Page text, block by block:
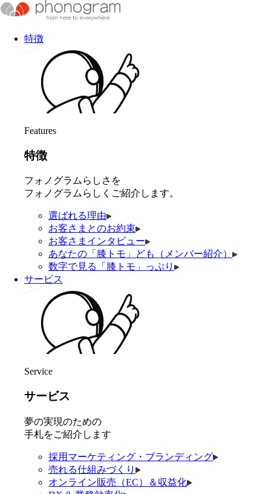
特徴
Features
特徴
フォノグラムらしさを
フォノグラムらしくご紹介します。
選ばれる理由
お客さまとのお約束
お客さまインタビュー
あなたの「膝トモ」ども（メンバー紹介）
数字で見る「膝トモ」っぷり
サービス
Service
サービス
夢の実現のための
手札をご紹介します
採用マーケティング・ブランディング
売れる仕組みづくり
オンライン販売（EC）＆収益化